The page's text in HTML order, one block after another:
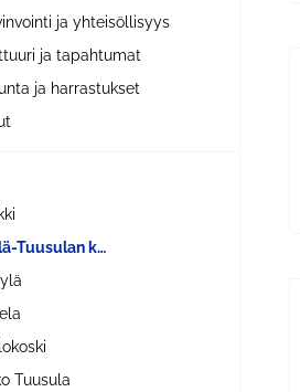
ja yhteisöllisyys
ja tapahtumat
ja harrastukset
Tuusulan kylät
Tuusula